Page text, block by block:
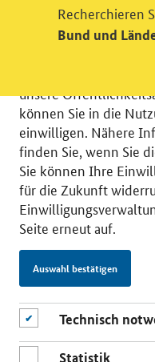
© 2026
RSS
Benutzerhinweise
Impressum
Einwilligungsverwaltung
Wir bitten Sie an
verschiedene
unsere
können Sie in die
einwilligen. Nähere
finden Sie, wenn Sie
Sie können Ihre
für die Zukunft
Seite erneut auf.
Auswahl bestätigen
Technisch
Statistik
Recherchieren
Bund und